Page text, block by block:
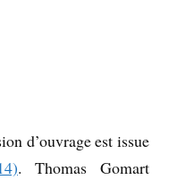
d’ouvrage est issue
. Thomas Gomart